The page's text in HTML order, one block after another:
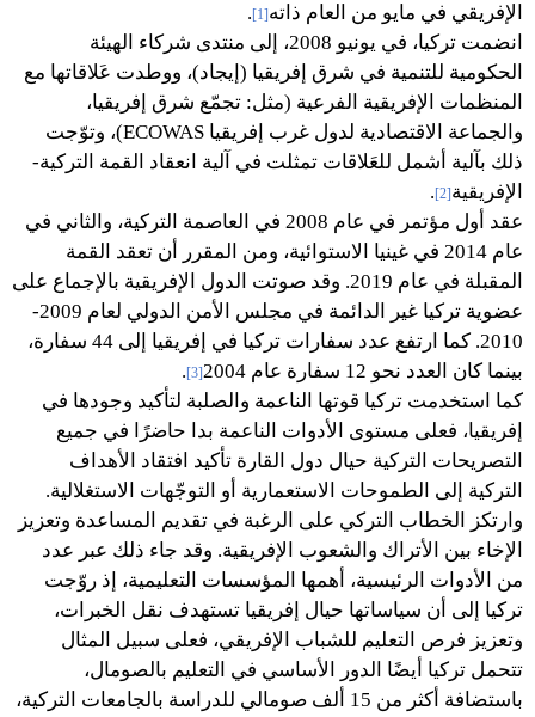
الإفريقي في مايو من العام ذاته [1]
.
انضمت تركيا، في يونيو 2008، إلى منتدى شركاء الهيئة
الحكومية للتنمية في شرق إفريقيا (إيجاد)، ووطدت عَلاقاتها مع
المنظمات الإفريقية الفرعية (مثل: تجمّع شرق إفريقيا،
والجماعة الاقتصادية لدول غرب إفريقيا ECOWAS)، وتوّجت
ذلك بآلية أشمل للعَلاقات تمثلت في آلية انعقاد القمة التركية-
الإفريقية [2]
.
عقد أول مؤتمر في عام 2008 في العاصمة التركية، والثاني في
عام 2014 في غينيا الاستوائية، ومن المقرر أن تعقد القمة
المقبلة في عام 2019. وقد صوتت الدول الإفريقية بالإجماع على
عضوية تركيا غير الدائمة في مجلس الأمن الدولي لعام 2009-
2010. كما ارتفع عدد سفارات تركيا في إفريقيا إلى 44 سفارة،
بينما كان العدد نحو 12 سفارة عام 2004
[3]
.
كما استخدمت تركيا قوتها الناعمة والصلبة لتأكيد وجودها في
إفريقيا، فعلى مستوى الأدوات الناعمة بدا حاضرًا في جميع
التصريحات التركية حيال دول القارة تأكيد افتقاد الأهداف
التركية إلى الطموحات الاستعمارية أو التوجّهات الاستغلالية.
وارتكز الخطاب التركي على الرغبة في تقديم المساعدة وتعزيز
الإخاء بين الأتراك والشعوب الإفريقية. وقد جاء ذلك عبر عدد
من الأدوات الرئيسية، أهمها المؤسسات التعليمية، إذ روّجت
تركيا إلى أن سياساتها حيال إفريقيا تستهدف نقل الخبرات،
وتعزيز فرص التعليم للشباب الإفريقي، فعلى سبيل المثال
تتحمل تركيا أيضًا الدور الأساسي في التعليم بالصومال،
باستضافة أكثر من 15 ألف صومالي للدراسة بالجامعات التركية،